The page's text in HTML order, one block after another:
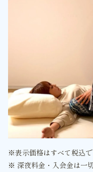
※表示価格はすべて税込
※ 深夜料金・入会金は一